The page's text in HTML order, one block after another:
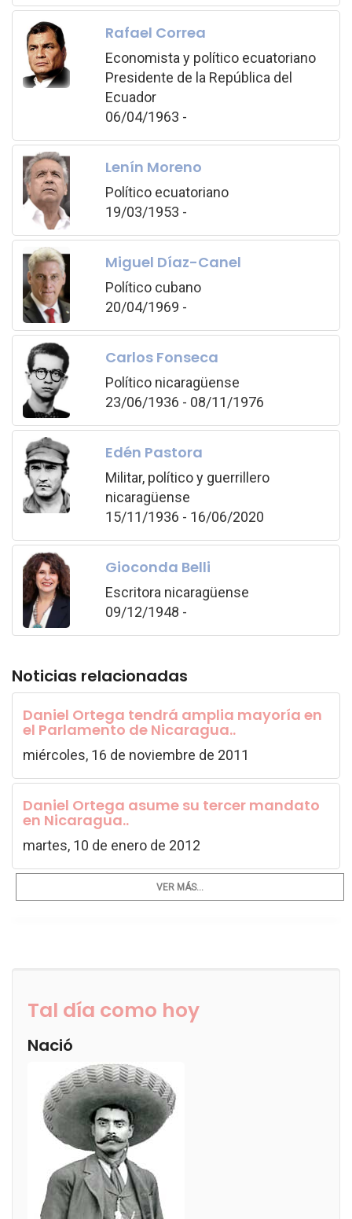
Rafael Correa
Economista y político ecuatoriano
Presidente de la República del
Ecuador
06/04/1963 -
Lenín Moreno
Político ecuatoriano
19/03/1953 -
Miguel Díaz-Canel
Político cubano
20/04/1969 -
Carlos Fonseca
Político nicaragüense
23/06/1936 - 08/11/1976
Edén Pastora
Militar, político y guerrillero
nicaragüense
15/11/1936 - 16/06/2020
Gioconda Belli
Escritora nicaragüense
09/12/1948 -
Noticias relacionadas
Daniel Ortega tendrá amplia mayoría en
el Parlamento de Nicaragua..
miércoles, 16 de noviembre de 2011
Daniel Ortega asume su tercer mandato
en Nicaragua..
martes, 10 de enero de 2012
VER MÁS...
Tal día como hoy
Nació